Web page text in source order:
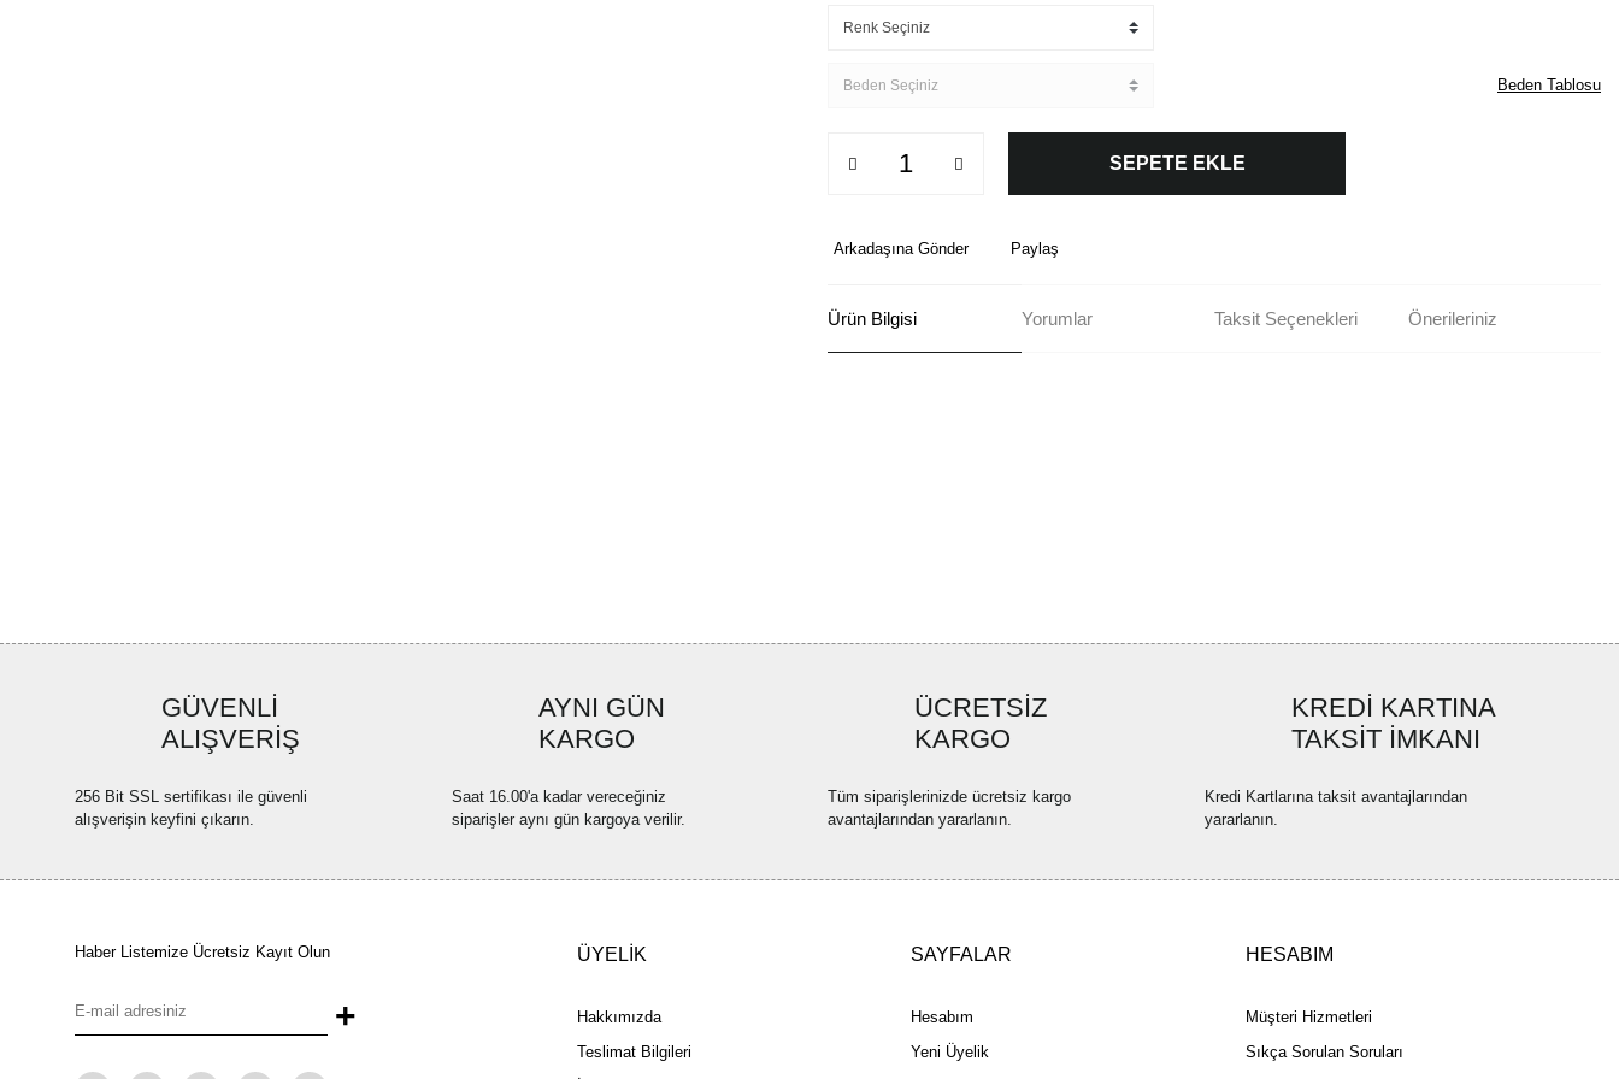
Beden Tablosu
SEPETE EKLE
Arkadaşına Gönder Paylaş
Ürün Bilgisi Yorumlar Taksit Seçenekleri Önerileriniz
Gönder
GÜVENLİ
ALIŞVERİŞ
256 Bit SSL sertifikası ile güvenli
alışverişin keyfini çıkarın.
AYNI GÜN
KARGO
Saat 16.00'a kadar vereceğiniz
siparişler aynı gün kargoya verilir.
ÜCRETSİZ
KARGO
Tüm siparişlerinizde ücretsiz kargo
avantajlarından yararlanın.
KREDİ KARTINA
TAKSİT İMKANI
Kredi Kartlarına taksit avantajlarından
yararlanın.
Haber Listemize Ücretsiz Kayıt Olun
+
ÜYELİK
Hakkımızda
Teslimat Bilgileri
SAYFALAR
Hesabım
Yeni Üyelik
HESABIM
Müşteri Hizmetleri
Sıkça Sorulan Soruları